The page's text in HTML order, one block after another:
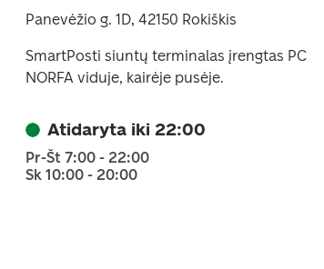
Panevėžio g. 1D, 42150 Rokiškis
SmartPosti siuntų terminalas įrengtas PC
NORFA viduje, kairėje pusėje.
Atidaryta iki 22:00
Pr-Št 7:00 - 22:00
Sk 10:00 - 20:00